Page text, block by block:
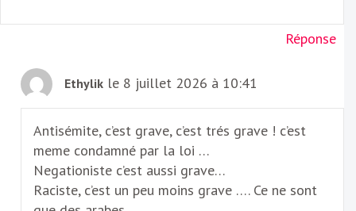
Réponse
Ethylik le 8 juillet 2026 à 10:41
Antisémite, c’est grave, c’est trés grave ! c’est
meme condamné par la loi …
Negationiste c’est aussi grave…
Raciste, c’est un peu moins grave …. Ce ne sont